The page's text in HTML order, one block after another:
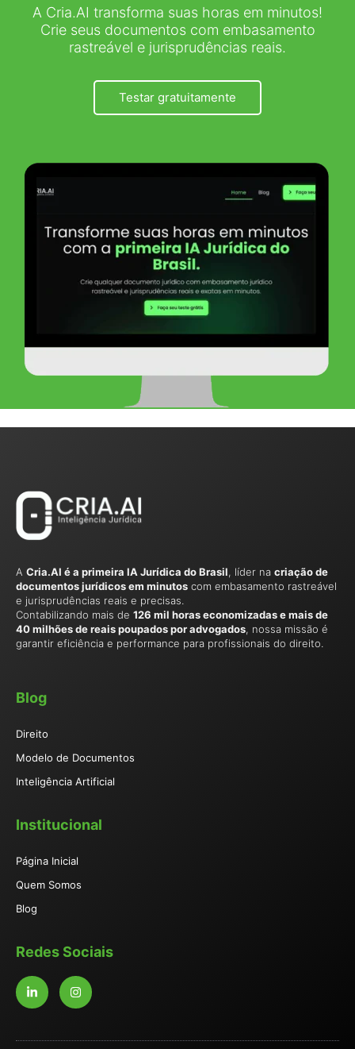
A Cria.AI transforma suas horas em minutos!
Crie seus documentos com embasamento
rastreável e jurisprudências reais.
Testar gratuitamente
A Cria.AI é a primeira IA Jurídica do Brasil, líder na criação de
documentos jurídicos em minutos com embasamento rastreável
e jurisprudências reais e precisas.
Contabilizando mais de 126 mil horas economizadas e mais de
40 milhões de reais poupados por advogados, nossa missão é
garantir eficiência e performance para profissionais do direito.
Blog
Direito
Modelo de Documentos
Inteligência Artificial
Institucional
Página Inicial
Quem Somos
Blog
Redes Sociais